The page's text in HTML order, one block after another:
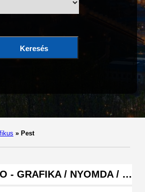
Keresés
» Pest
- GRAFIKA / NYOMDA / …